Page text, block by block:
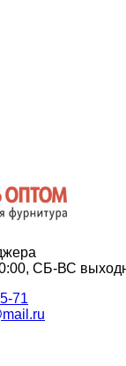
СБ-ВС
71